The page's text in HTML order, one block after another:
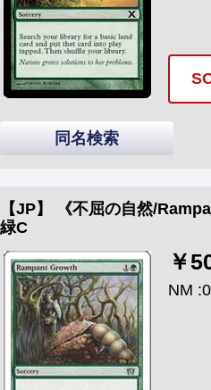
同名検索
【JP】 《不屈の自然/
緑C
￥
NM :0